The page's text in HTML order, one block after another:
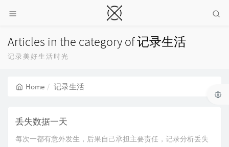
Articles in the category of 记录生活
记录美好生活时光
Home 记录生活
丢失数据一天
每次一都有意外发生，后果自己承担主要责任，记录分析丢失